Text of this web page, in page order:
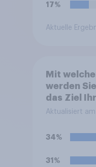
17%
Aktuelle
Mit
werden
das Ziel
Ihrem Ziel
Aktualisiert
34%
31%